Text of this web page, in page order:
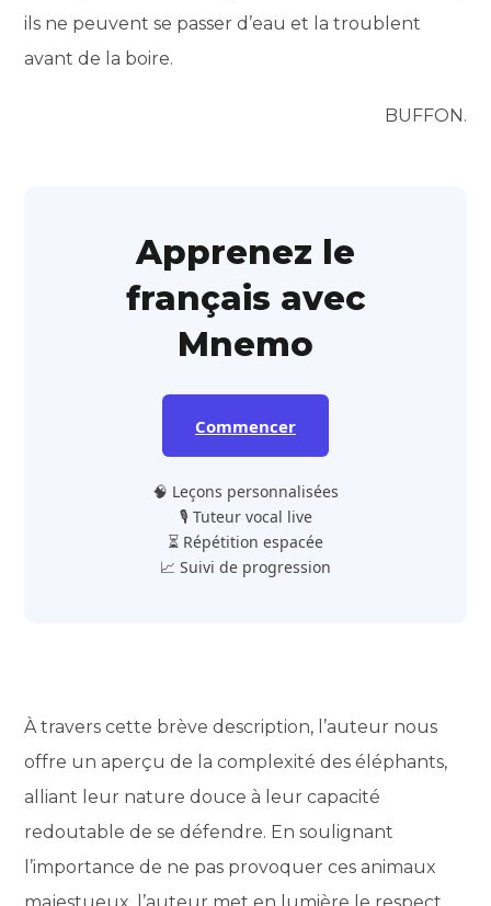
ils ne peuvent se passer d’eau et la troublent
avant de la boire.
BUFFON.
Apprenez le
français avec
Mnemo
Commencer
🧠 Leçons personnalisées
🎙️ Tuteur vocal live
⏳ Répétition espacée
📈 Suivi de progression
À travers cette brève description, l’auteur nous
offre un aperçu de la complexité des éléphants,
alliant leur nature douce à leur capacité
redoutable de se défendre. En soulignant
l’importance de ne pas provoquer ces animaux